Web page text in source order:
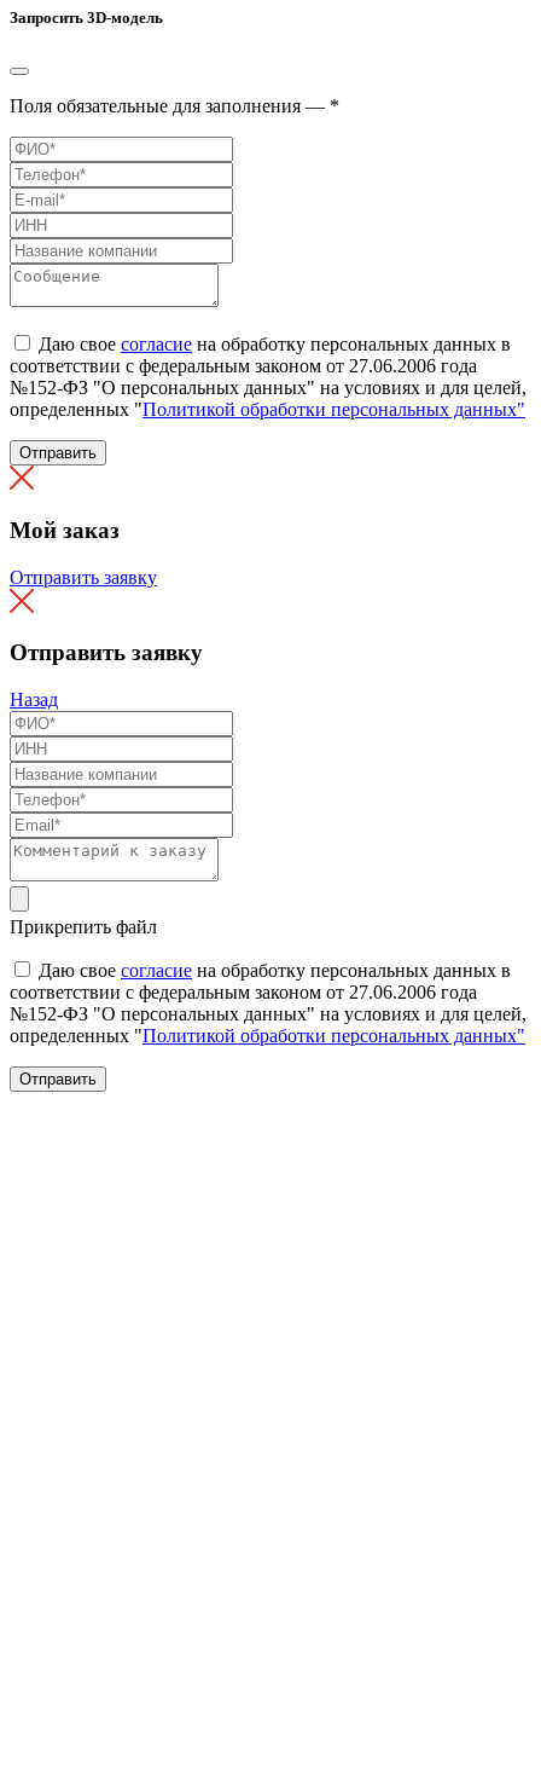
Запросить 3D-модель
Поля обязательные для заполнения — *
Даю свое согласие на обработку персональных данных в
соответствии с федеральным законом от 27.06.2006 года
№152-ФЗ "О персональных данных" на условиях и для целей,
определенных "Политикой обработки персональных данных"
Отправить
Мой заказ
Отправить заявку
Отправить заявку
Назад
Прикрепить файл
Даю свое согласие на обработку персональных данных в
соответствии с федеральным законом от 27.06.2006 года
№152-ФЗ "О персональных данных" на условиях и для целей,
определенных "Политикой обработки персональных данных"
Отправить